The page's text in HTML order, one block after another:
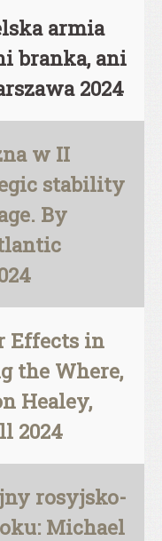
armia
branka, ani
2024
w II
stability
By
Effects in
the Where,
Healey,
2024
rosyjsko-
Michael